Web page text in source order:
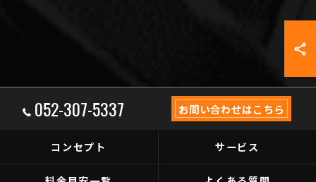
052-307-5337 お問い合わせはこちら
コンセプト サービス